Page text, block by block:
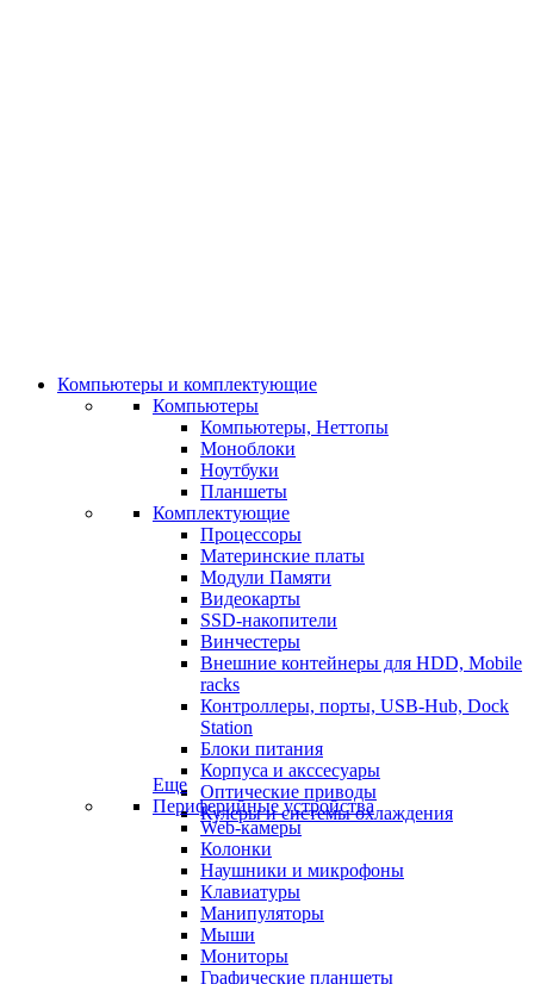
Компьютеры и комплектующие
Компьютеры
Компьютеры, Неттопы
Моноблоки
Ноутбуки
Планшеты
Комплектующие
Процессоры
Материнские платы
Модули Памяти
Видеокарты
SSD-накопители
Винчестеры
Внешние контейнеры для HDD, Mobile
racks
Контроллеры, порты, USB-Hub, Dock
Station
Блоки питания
Корпуса и акссесуары
Оптические приводы
Кулеры и системы охлаждения
Еще
Периферийные устройства
Web-камеры
Колонки
Наушники и микрофоны
Клавиатуры
Манипуляторы
Мыши
Мониторы
Графические планшеты